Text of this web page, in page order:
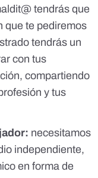
tendrás que
que te pediremos
tendrás un
con tus
compartiendo
y tus
necesitamos
independiente,
en forma de